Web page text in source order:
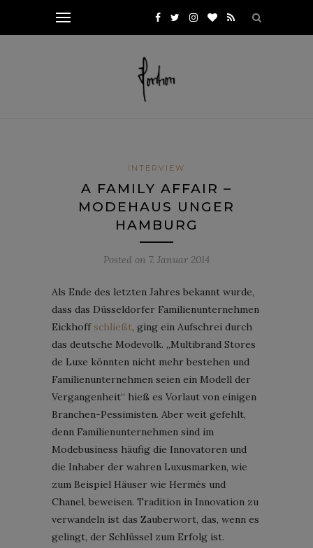
INTERVIEW
A FAMILY AFFAIR –
MODEHAUS UNGER
HAMBURG
Posted on 7. Januar 2014
Als Ende des letzten Jahres bekannt wurde,
dass das Düsseldorfer Familienunternehmen
Eickhoff schließt, ging ein Aufschrei durch
das deutsche Modevolk. „Multibrand Stores
de Luxe könnten nicht mehr bestehen und
Familienunternehmen seien ein Modell der
Vergangenheit“ hieß es Vorlaut von einigen
Branchen-Pessimisten. Aber weit gefehlt,
denn Familienunternehmen sind im
Modebusiness häufig die Innovatoren und
die Inhaber der wahren Luxusmarken, wie
zum Beispiel Häuser wie Hermès und
Chanel, beweisen. Tradition in Innovation zu
verwandeln ist das Zauberwort, das, wenn es
gelingt, der Schlüssel zum Erfolg ist.